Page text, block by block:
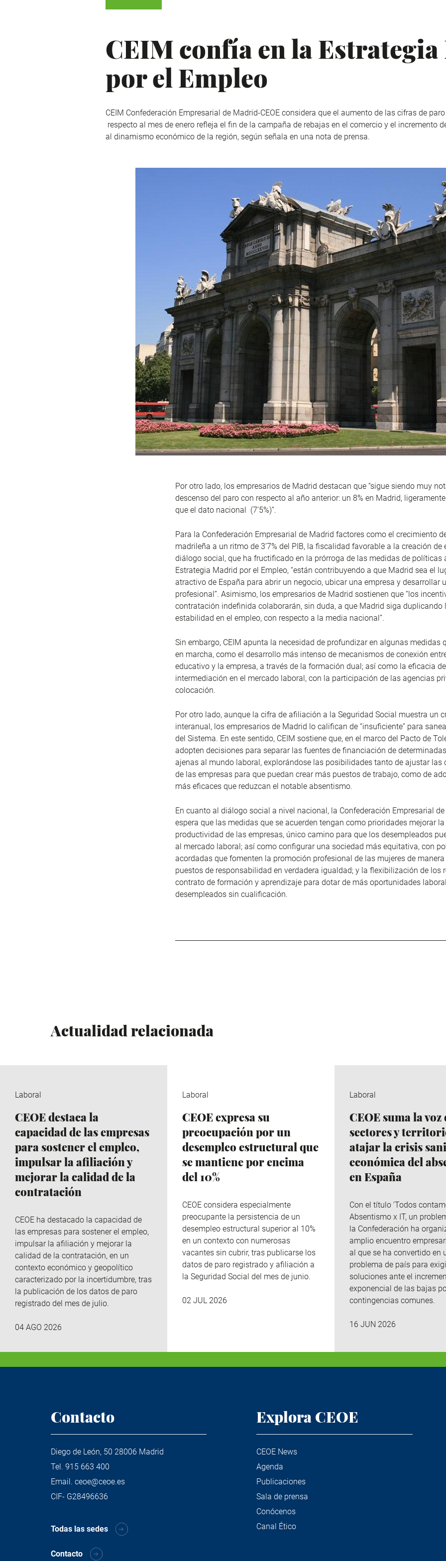
CEIM confía en la
por el Empleo
CEIM Confederación Empresarial de Madrid-CEOE considera que el aumento de las cifras de
respecto al mes de enero refleja el fin de la campaña de rebajas en el comercio y el incremento
al dinamismo económico de la región, según señala en una nota de prensa.
Por otro lado, los empresarios de Madrid destacan que “sigue siendo muy
descenso del paro con respecto al año anterior: un 8% en Madrid,
que el dato nacional (7’5%)”.
Para la Confederación Empresarial de Madrid factores como el crecimiento
madrileña a un ritmo de 3’7% del PIB, la fiscalidad favorable a la creación de
diálogo social, que ha fructificado en la prórroga de las medidas de políticas
Estrategia Madrid por el Empleo, “están contribuyendo a que Madrid sea el
atractivo de España para abrir un negocio, ubicar una empresa y desarrollar
profesional”. Asimismo, los empresarios de Madrid sostienen que “los
contratación indefinida colaborarán, sin duda, a que Madrid siga duplicando
estabilidad en el empleo, con respecto a la media nacional”.
Sin embargo, CEIM apunta la necesidad de profundizar en algunas medidas
en marcha, como el desarrollo más intenso de mecanismos de conexión
educativo y la empresa, a través de la formación dual; así como la eficacia
intermediación en el mercado laboral, con la participación de las agencias
colocación.
Por otro lado, aunque la cifra de afiliación a la Seguridad Social muestra un
interanual, los empresarios de Madrid lo califican de “insuficiente” para
del Sistema. En este sentido, CEIM sostiene que, en el marco del Pacto de
adopten decisiones para separar las fuentes de financiación de
ajenas al mundo laboral, explorándose las posibilidades tanto de ajustar las
de las empresas para que puedan crear más puestos de trabajo, como de
más eficaces que reduzcan el notable absentismo.
En cuanto al diálogo social a nivel nacional, la Confederación Empresarial
espera que las medidas que se acuerden tengan como prioridades mejorar la
productividad de las empresas, único camino para que los desempleados
al mercado laboral; así como configurar una sociedad más equitativa, con
acordadas que fomenten la promoción profesional de las mujeres de
puestos de responsabilidad en verdadera igualdad; y la flexibilización de los
contrato de formación y aprendizaje para dotar de más oportunidades
desempleados sin cualificación.
Actualidad relacionada
Laboral
CEOE destaca la
capacidad de las empresas
para sostener el empleo,
impulsar la afiliación y
mejorar la calidad de la
contratación
CEOE ha destacado la capacidad de
las empresas para sostener el empleo,
impulsar la afiliación y mejorar la
calidad de la contratación, en un
contexto económico y geopolítico
caracterizado por la incertidumbre, tras
la publicación de los datos de paro
registrado del mes de julio.
04 AGO 2026
Laboral
CEOE expresa su
preocupación por un
desempleo estructural que
se mantiene por encima
del 10%
CEOE considera especialmente
preocupante la persistencia de un
desempleo estructural superior al 10%
en un contexto con numerosas
vacantes sin cubrir, tras publicarse los
datos de paro registrado y afiliación a
la Seguridad Social del mes de junio.
02 JUL 2026
Laboral
CEOE suma la voz
sectores y
atajar la crisis
económica del
en España
Con el título ‘Todos
Absentismo x IT, un
la Confederación ha
amplio encuentro
al que se ha convertido en
problema de país para
soluciones ante el
exponencial de las bajas
contingencias comunes.
16 JUN 2026
Contacto
Diego de León, 50 28006 Madrid
Tel. 915 663 400
Email. ceoe@ceoe.es
CIF- G28496636
Todas las sedes
Contacto
Explora CEOE
CEOE News
Agenda
Publicaciones
Sala de prensa
Conócenos
Canal Ético